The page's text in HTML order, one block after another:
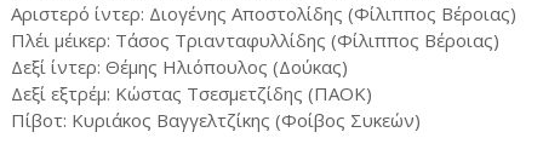
Αριστερό ίντερ: Διογένης Αποστολίδης (Φίλιππος Βέροιας)
Πλέι μέικερ: Τάσος Τριανταφυλλίδης (Φίλιππος Βέροιας)
Δεξί ίντερ: Θέμης Ηλιόπουλος (Δούκας)
Δεξί εξτρέμ: Κώστας Τσεσμετζίδης (ΠΑΟΚ)
Πίβοτ: Κυριάκος Βαγγελτζίκης (Φοίβος Συκεών)